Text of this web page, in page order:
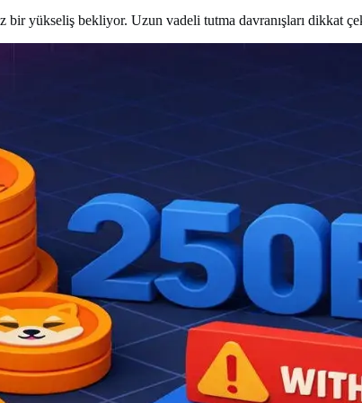
yükseliş bekliyor. Uzun vadeli tutma davranışları dikkat